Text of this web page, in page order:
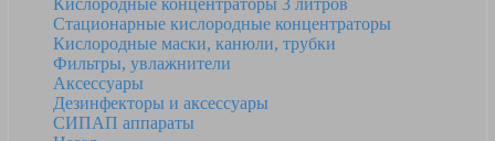
Кислородные концентраторы 3 литров
Стационарные кислородные концентраторы
Кислородные маски, канюли, трубки
Фильтры, увлажнители
Аксессуары
Дезинфекторы и аксессуары
СИПАП аппараты